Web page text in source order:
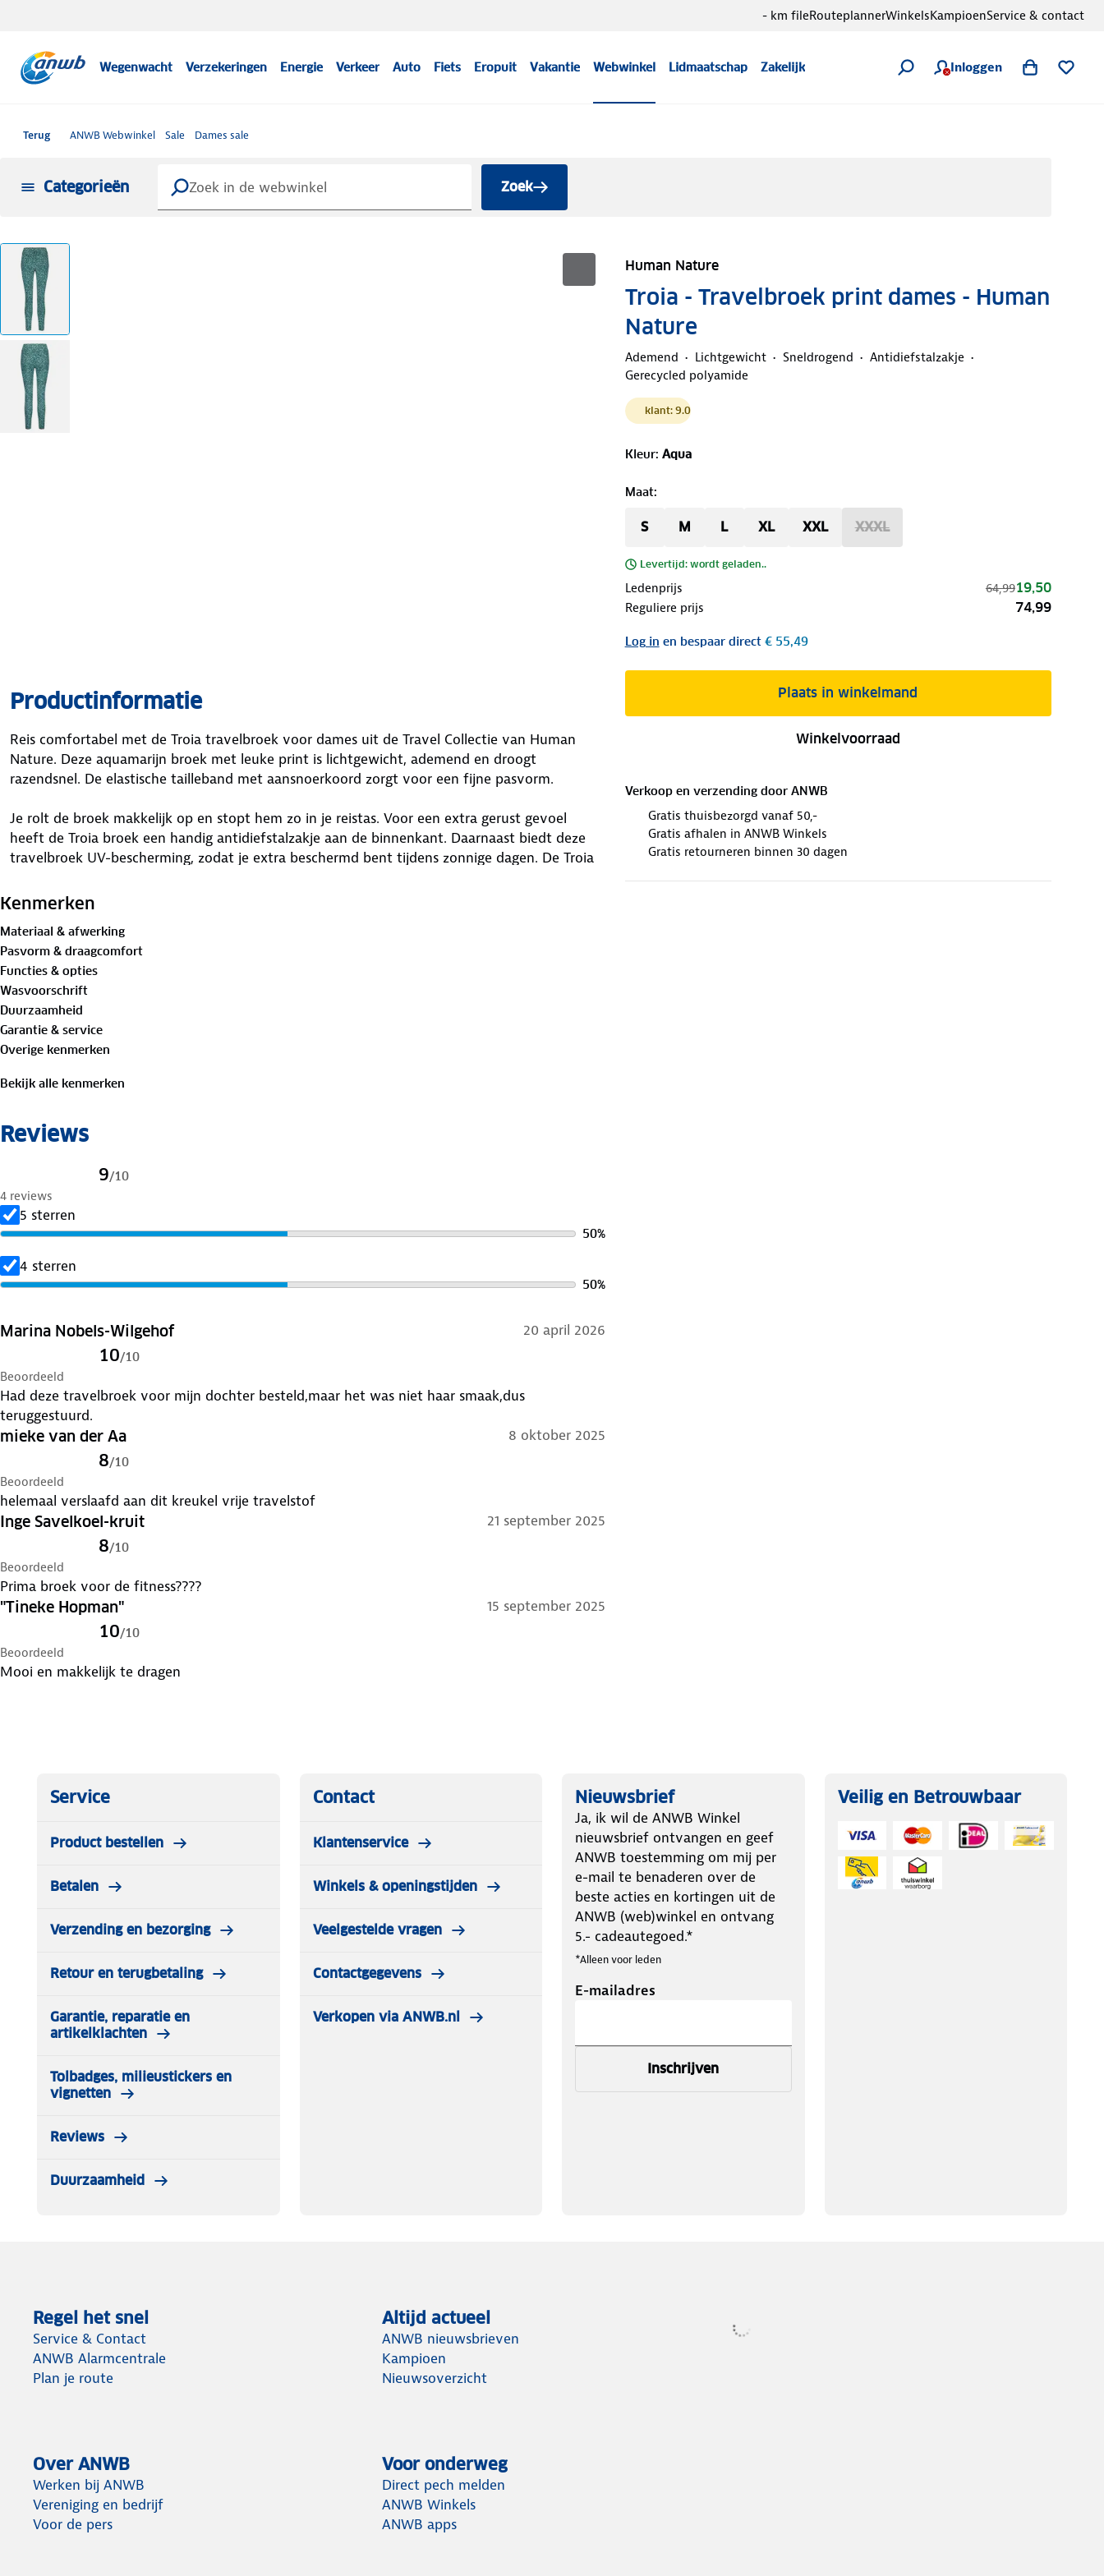
Wegenwacht Verzekeringen Energie Verkeer Auto Fiets Eropuit Vakantie Webwinkel Lidmaatschap Zakelijk Inloggen
- km fileRouteplannerWinkelsKampioenService & contact
Terug ANWB Webwinkel Sale Dames sale
Categorieën Zoek
Human Nature
Troia - Travelbroek print dames - Human
Nature
Ademend Lichtgewicht Sneldrogend
Antidiefstalzakje
Gerecycled polyamide
klant: 9.0
Kleur: Aqua
Maat:
S M L XL XXL XXXL
Levertijd: wordt geladen..
Ledenprijs 64,9919,50
Reguliere prijs 74,99
Log in en bespaar direct€ 55,49
Plaats in winkelmand
Winkelvoorraad
Verkoop en verzending door ANWB
Gratis thuisbezorgd vanaf 50,-
Gratis afhalen in ANWB Winkels
Gratis retourneren binnen 30 dagen
Productinformatie
Reis comfortabel met de Troia travelbroek voor dames uit de Travel Collectie van Human
Nature. Deze aquamarijn broek met leuke print is lichtgewicht, ademend en droogt
razendsnel. De elastische tailleband met aansnoerkoord zorgt voor een fijne pasvorm.
Je rolt de broek makkelijk op en stopt hem zo in je reistas. Voor een extra gerust gevoel
heeft de Troia broek een handig antidiefstalzakje aan de binnenkant. Daarnaast biedt deze
travelbroek UV-bescherming, zodat je extra beschermd bent tijdens zonnige dagen. De Troia
75% gerecycled polyamide, 25% elastaan
Is je kleding aan vervanging toe? Lever het in bij onze winkels. Wij geven er een nieuwe
bestemming aan.
Kenmerken
Materiaal & afwerking
Pasvorm & draagcomfort
Functies & opties
Wasvoorschrift
Duurzaamheid
Garantie & service
Overige kenmerken
Bekijk alle kenmerken
Reviews
9/10
4 reviews
5 sterren
50%
4 sterren
50%
Marina Nobels-Wilgehof 20 april 2026
10/10
Beoordeeld
Had deze travelbroek voor mijn dochter besteld,maar het was niet haar smaak,dus
teruggestuurd.
mieke van der Aa 8 oktober 2025
8/10
Beoordeeld
helemaal verslaafd aan dit kreukel vrije travelstof
Inge Savelkoel-kruit 21 september 2025
8/10
Beoordeeld
Prima broek voor de fitness????
"Tineke Hopman" 15 september 2025
10/10
Beoordeeld
Mooi en makkelijk te dragen
Service
Product bestellen
Betalen
Verzending en bezorging
Retour en terugbetaling
Garantie, reparatie en
artikelklachten
Tolbadges, milieustickers en
vignetten
Reviews
Duurzaamheid
Contact
Klantenservice
Winkels & openingstijden
Veelgestelde vragen
Contactgegevens
Verkopen via ANWB.nl
Nieuwsbrief
Ja, ik wil de ANWB Winkel
nieuwsbrief ontvangen en geef
ANWB toestemming om mij per
e-mail te benaderen over de
beste acties en kortingen uit de
ANWB (web)winkel en ontvang
5.- cadeautegoed.*
*Alleen voor leden
E-mailadres
Inschrijven
Veilig en Betrouwbaar
Regel het snel
Service & Contact
ANWB Alarmcentrale
Plan je route
Altijd actueel
ANWB nieuwsbrieven
Kampioen
Nieuwsoverzicht
Over ANWB
Werken bij ANWB
Vereniging en bedrijf
Voor de pers
Voor onderweg
Direct pech melden
ANWB Winkels
ANWB apps